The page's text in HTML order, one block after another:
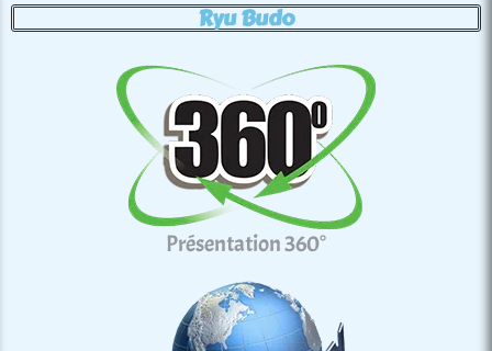
Ryu Budo
Présentation 360°